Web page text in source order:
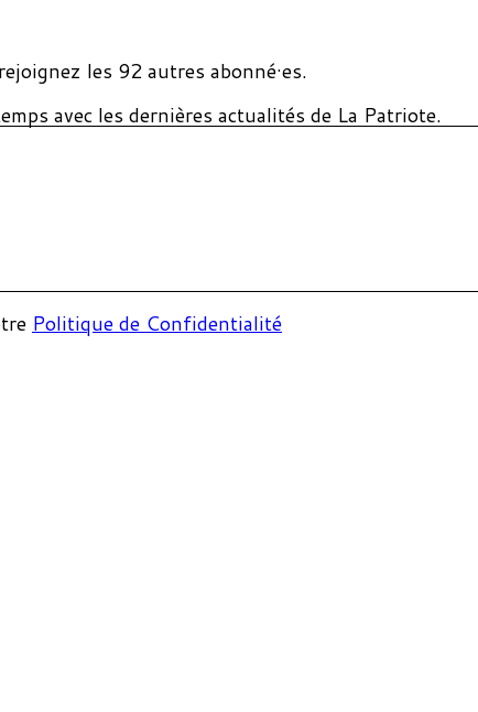
les 92 autres abonné·es.
avec les dernières actualités de La Patriote.
Politique de Confidentialité